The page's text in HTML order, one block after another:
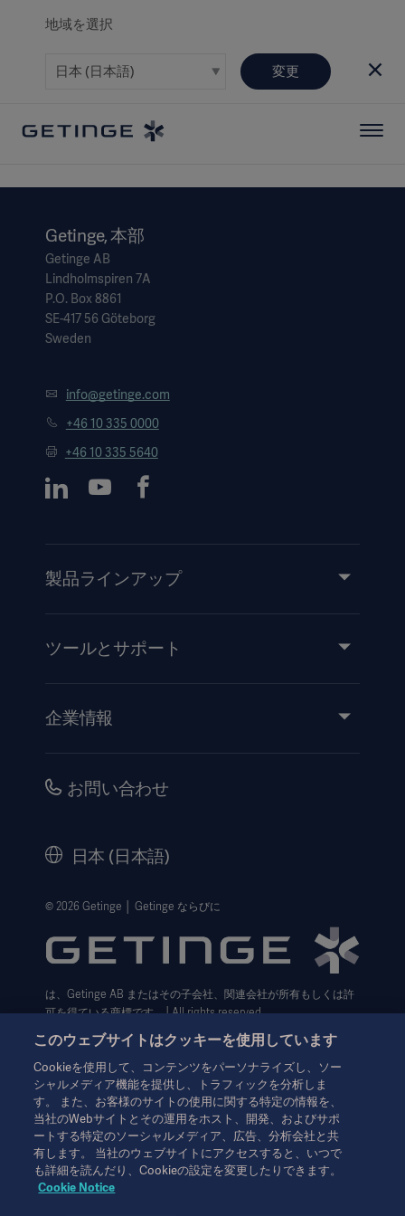
地域を選択
変更
Getinge, 本部
Getinge AB
Lindholmspiren 7A
P.O. Box 8861
SE-417 56 Göteborg
Sweden
info@getinge.com
+46 10 335 0000
+46 10 335 5640
製品ラインアップ
サービス
ツールとサポート
イベント
企業情報
キャリア
ウェブサイト個人情報保護方針
利用規約
Cookie設定センター
データサブジェクト・リクエスト（英語）
お問い合わせ
日本 (日本語)
© 2026 Getinge │ Getinge ならびに
は、Getinge AB またはその子会社、関連会社が所有もしくは許
可を得ている商標です。│All rights reserved.
3月 2024
本情報は、専門家を対象とした情報提供のみを目的としているた
め、取扱説明書、サービスマニュアルまたは医療アドバイスの代
わりとして用いることはできません。ゲティンゲは、この資料に
このウェブサイトはクッキーを使用しています
Cookieを使用して、コンテンツをパーソナライズし、ソー
シャルメディア機能を提供し、トラフィックを分析しま
す。 また、お客様のサイトの使用に関する特定の情報を、
当社のWebサイトとその運用をホスト、開発、およびサポ
ートする特定のソーシャルメディア、広告、分析会社と共
有します。 当社のウェブサイトにアクセスすると、いつで
も詳細を読んだり、Cookieの設定を変更したりできます。
Cookie Notice